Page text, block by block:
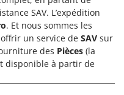
SAV. L’expédition
. Et nous sommes les
un service de SAV sur
des Pièces (la
disponible à partir de